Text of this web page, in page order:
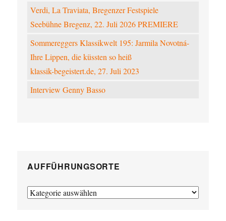
Verdi, La Traviata, Bregenzer Festspiele
Seebühne Bregenz, 22. Juli 2026 PREMIERE
Sommereggers Klassikwelt 195: Jarmila Novotná-
Ihre Lippen, die küssten so heiß
klassik-begeistert.de, 27. Juli 2023
Interview Genny Basso
AUFFÜHRUNGSORTE
Aufführungsorte